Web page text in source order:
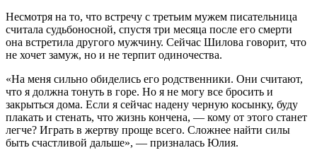
Несмотря на то, что встречу с третьим мужем писательница
считала судьбоносной, спустя три месяца после его смерти
она встретила другого мужчину. Сейчас Шилова говорит, что
не хочет замуж, но и не терпит одиночества.
«На меня сильно обиделись его родственники. Они считают,
что я должна тонуть в горе. Но я не могу все бросить и
закрыться дома. Если я сейчас надену черную косынку, буду
плакать и стенать, что жизнь кончена, — кому от этого станет
легче? Играть в жертву проще всего. Сложнее найти силы
быть счастливой дальше», — призналась Юлия.